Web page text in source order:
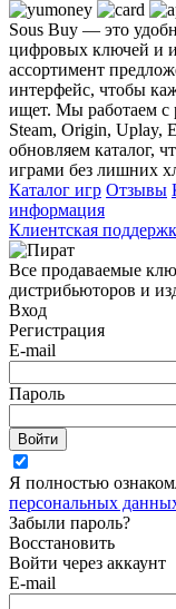
Sous Buy — это
цифровых ключей и
ассортимент
интерфейс, чтобы
ищет. Мы работаем с
Steam, Origin, Uplay,
обновляем каталог,
играми без лишних
Каталог игр Отзывы
информация
Клиентская
Все продаваемые
дистрибьюторов и
Вход
Регистрация
E-mail
Пароль
Войти
Я полностью
персональных
Забыли пароль?
Восстановить
Войти через аккаунт
E-mail